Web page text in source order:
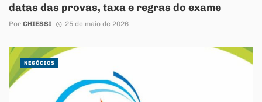
datas das provas, taxa e regras do exame
Por CHIESSI 25 de maio de 2026
NEGÓCIOS